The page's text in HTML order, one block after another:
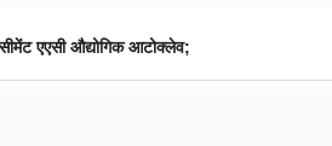
सीमेंट एएसी औद्योगिक आटोक्लेव;